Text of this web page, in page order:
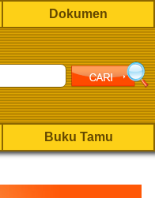
Dokumen
Buku Tamu